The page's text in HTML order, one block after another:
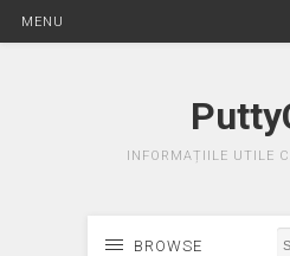
MENU
INFORMAȚIILE UTILE
BROWSE